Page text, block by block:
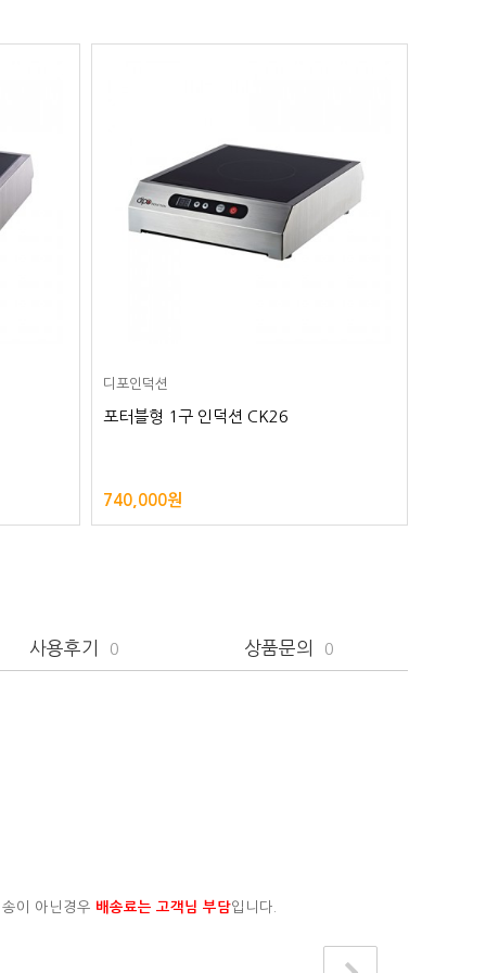
디포인덕션
포터블형 1구 인덕션 CK26
740,000원
사용후기 0 상품문의 0
이 아닌경우 배송료는 고객님 부담입니다.